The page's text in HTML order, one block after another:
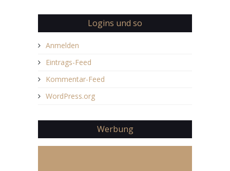
Logins und so
Anmelden
Eintrags-Feed
Kommentar-Feed
WordPress.org
Werbung